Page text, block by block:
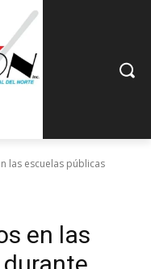
las escuelas públicas
en las